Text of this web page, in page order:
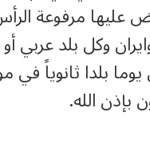
عليها مرفوعة
وكل بلد عربي
بلدا ثانوياً في
بإذن الله.